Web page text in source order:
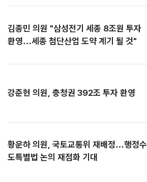
김종민 의원 "삼성전기 세종 8조원 투자
환영…세종 첨단산업 도약 계기 될 것"
강준현 의원, 충청권 392조 투자 환영
황운하 의원, 국토교통위 재배정…행정수
도특별법 논의 재점화 기대